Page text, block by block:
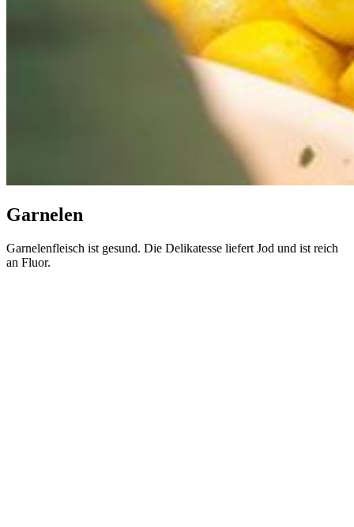
Garnelen
Garnelenfleisch ist gesund. Die Delikatesse liefert Jod und ist reich
an Fluor.